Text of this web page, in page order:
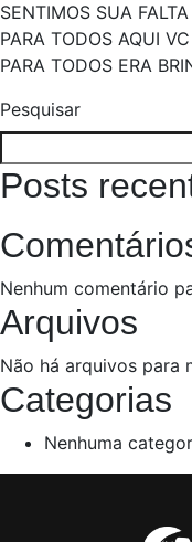
SENTIMOS SUA
PARA TODOS AQUI
PARA TODOS ERA
Pesquisar
Posts
Nenhum comentário
Arquivos
Não há arquivos para
Categorias
Nenhuma